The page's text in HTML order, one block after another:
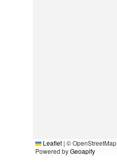
Leaflet | ©
Powered byGeoapify